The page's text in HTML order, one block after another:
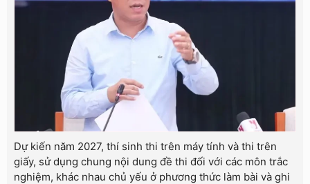
Dự kiến năm 2027, thí sinh thi trên máy tính và thi trên
giấy, sử dụng chung nội dung đề thi đối với các môn trắc
nghiệm, khác nhau chủ yếu ở phương thức làm bài và ghi